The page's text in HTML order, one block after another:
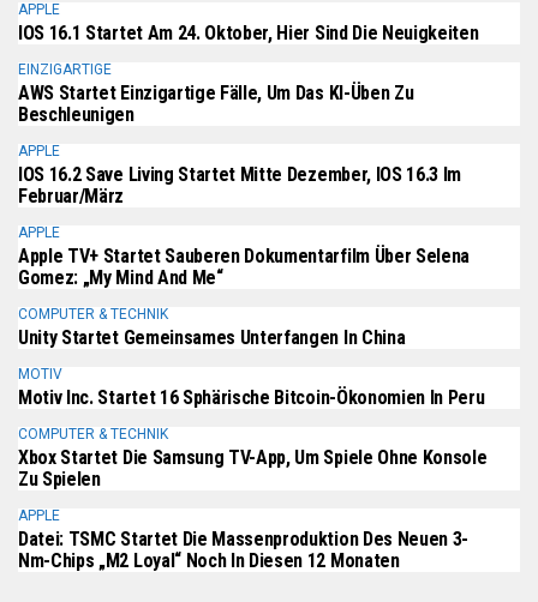
APPLE
IOS 16.1 Startet Am 24. Oktober, Hier Sind Die Neuigkeiten
EINZIGARTIGE
AWS Startet Einzigartige Fälle, Um Das KI-Üben Zu
Beschleunigen
APPLE
IOS 16.2 Save Living Startet Mitte Dezember, IOS 16.3 Im
Februar/März
APPLE
Apple TV+ Startet Sauberen Dokumentarfilm Über Selena
Gomez: „My Mind And Me“
COMPUTER & TECHNIK
Unity Startet Gemeinsames Unterfangen In China
MOTIV
Motiv Inc. Startet 16 Sphärische Bitcoin-Ökonomien In Peru
COMPUTER & TECHNIK
Xbox Startet Die Samsung TV-App, Um Spiele Ohne Konsole
Zu Spielen
APPLE
Datei: TSMC Startet Die Massenproduktion Des Neuen 3-
Nm-Chips „M2 Loyal“ Noch In Diesen 12 Monaten